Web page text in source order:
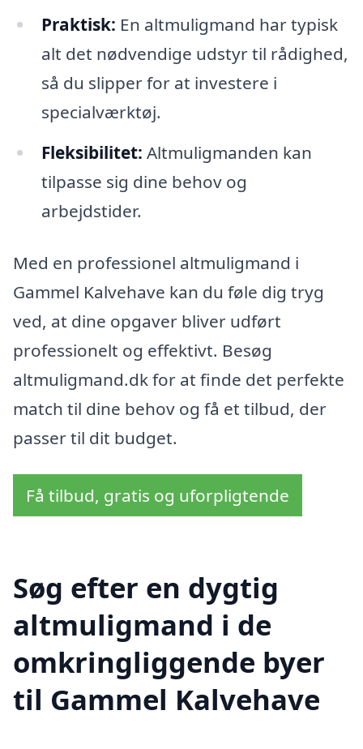
Praktisk: En altmuligmand har typisk
alt det nødvendige udstyr til rådighed,
så du slipper for at investere i
specialværktøj.
Fleksibilitet: Altmuligmanden kan
tilpasse sig dine behov og
arbejdstider.
Med en professionel altmuligmand i
Gammel Kalvehave kan du føle dig tryg
ved, at dine opgaver bliver udført
professionelt og effektivt. Besøg
altmuligmand.dk for at finde det perfekte
match til dine behov og få et tilbud, der
passer til dit budget.
Få tilbud, gratis og uforpligtende
Søg efter en dygtig
altmuligmand i de
omkringliggende byer
til Gammel Kalvehave